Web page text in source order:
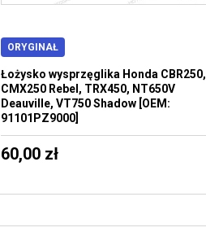
ORYGINAŁ
Łożysko wysprzęglika Honda CBR250,
CMX250 Rebel, TRX450, NT650V
Deauville, VT750 Shadow [OEM:
91101PZ9000]
60,00 zł